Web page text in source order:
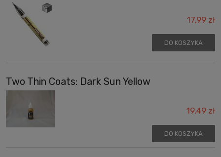
17,99 zł
DO KOSZYKA
Two Thin Coats: Dark Sun Yellow
19,49 zł
DO KOSZYKA